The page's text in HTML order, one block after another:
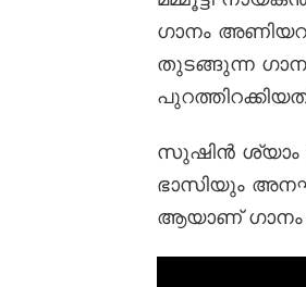
ഗാനം
തുടങ്ങുന്ന
സുഷിൻ ശ്യാം
ഭാസിയും
ആയാണ് ഗാനം